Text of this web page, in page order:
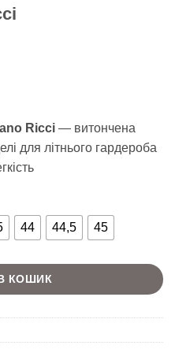
₴.
Ricci — витончена
для літнього гардероба
44 44,5 45
КОШИК